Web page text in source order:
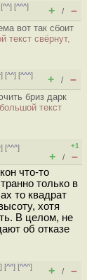
^^] [^^^]
+ / –
вот так сбоит
текст свёрнут,
] [^^] [^^^]
+ / –
бриз дарк
большой текст
] [^^^]
+1
+ / –
что-то
только в
то квадрат
хотя
В целом, не
об отказе
] [^^] [^^^]
+ / –